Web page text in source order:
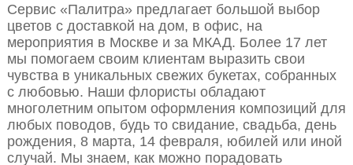
Сервис «Палитра» предлагает большой выбор
цветов с доставкой на дом, в офис, на
мероприятия в Москве и за МКАД. Более 17 лет
мы помогаем своим клиентам выразить свои
чувства в уникальных свежих букетах, собранных
с любовью. Наши флористы обладают
многолетним опытом оформления композиций для
любых поводов, будь то свидание, свадьба, день
рождения, 8 марта, 14 февраля, юбилей или иной
случай. Мы знаем, как можно порадовать